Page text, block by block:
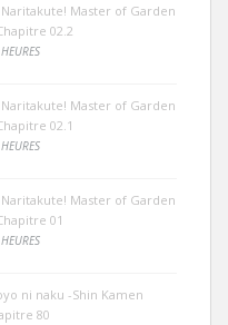
Master of Garden
02.2
Master of Garden
02.1
Master of Garden
01
ni naku -Shin Kamen
80